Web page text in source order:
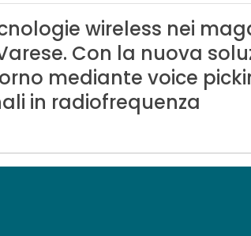
wireless nei
Con la nuova
mediante voice
in radiofrequenza